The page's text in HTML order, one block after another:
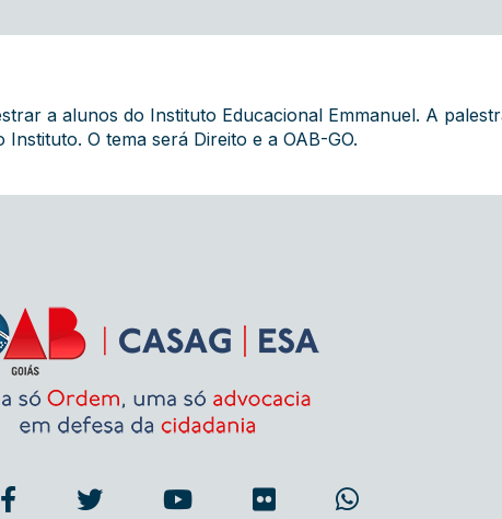
a alunos do Instituto Educacional Emmanuel. A
O tema será Direito e a OAB-GO.